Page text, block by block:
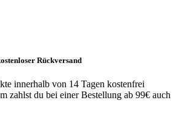
Rückversand
innerhalb von 14 Tagen kostenfrei
zahlst du bei einer Bestellung ab 99€ auch